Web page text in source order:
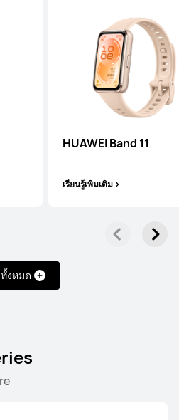
HUAWEI Band 11
เรียนรู้เพิ่มเติม
งหมด
HUAWEI WATCH GT 5
เรียนรู้เพิ่มเติม
HUAWEI WATCH FIT 5 Pro